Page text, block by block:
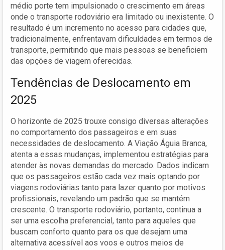
médio porte tem impulsionado o crescimento em áreas
onde o transporte rodoviário era limitado ou inexistente. O
resultado é um incremento no acesso para cidades que,
tradicionalmente, enfrentavam dificuldades em termos de
transporte, permitindo que mais pessoas se beneficiem
das opções de viagem oferecidas.
Tendências de Deslocamento em
2025
O horizonte de 2025 trouxe consigo diversas alterações
no comportamento dos passageiros e em suas
necessidades de deslocamento. A Viação Águia Branca,
atenta a essas mudanças, implementou estratégias para
atender às novas demandas do mercado. Dados indicam
que os passageiros estão cada vez mais optando por
viagens rodoviárias tanto para lazer quanto por motivos
profissionais, revelando um padrão que se mantém
crescente. O transporte rodoviário, portanto, continua a
ser uma escolha preferencial, tanto para aqueles que
buscam conforto quanto para os que desejam uma
alternativa acessível aos voos e outros meios de